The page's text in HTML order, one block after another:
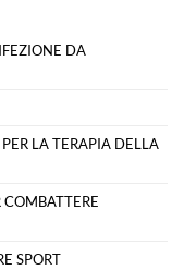
DA
LA TERAPIA DELLA
COMBATTERE
SPORT